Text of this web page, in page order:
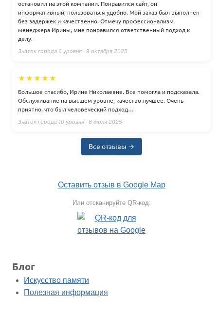
остановил на этой компании. Понравился сайт, он
информативный, пользоваться удобно. Мой заказ был выполнен
без задержек и качественно. Отмечу профессионализм
менеджера Ирины, мне понравился ответственный подход к
делу.
Знаток города 6 уровня · 9 октября 2025
★★★★★
Большое спасибо, Ирине Николаевне. Все помогла и подсказала.
Обслуживание на высшем уровне, качество лучшее. Очень
приятно, что был человеческий подход…
Знаток города 10 уровня · 6 июля 2025
Все отзывы →
Оставить отзыв в Google Map
Или отсканируйте QR-код:
Блог
Искусство памяти
Полезная информация